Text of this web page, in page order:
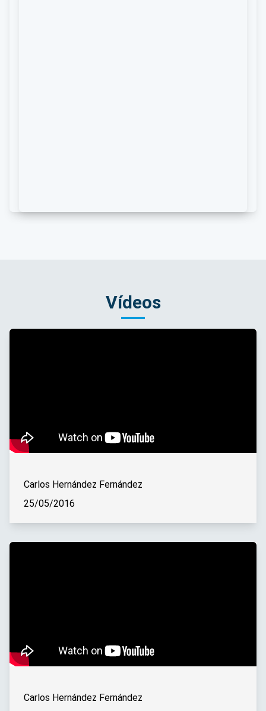
Vídeos
Carlos Hernández Fernández
25/05/2016
Carlos Hernández Fernández